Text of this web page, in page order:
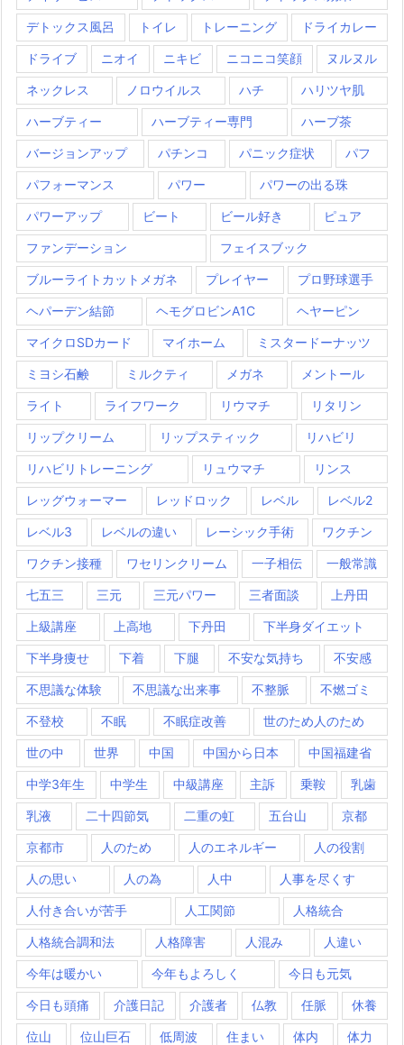
デトックス風呂 トイレ トレーニング ドライカレー
ドライブ ニオイ ニキビ ニコニコ笑顔 ヌルヌル
ネックレス ノロウイルス ハチ ハリツヤ肌
ハーブティー ハーブティー専門 ハーブ茶
バージョンアップ パチンコ パニック症状 パフ
パフォーマンス パワー パワーの出る珠
パワーアップ ビート ビール好き ピュア
ファンデーション フェイスブック
ブルーライトカットメガネ プレイヤー プロ野球選手
ヘパーデン結節 ヘモグロビンA1C ヘヤーピン
マイクロSDカード マイホーム ミスタードーナッツ
ミヨシ石鹸 ミルクティ メガネ メントール
ライト ライフワーク リウマチ リタリン
リップクリーム リップスティック リハビリ
リハビリトレーニング リュウマチ リンス
レッグウォーマー レッドロック レベル レベル2
レベル3 レベルの違い レーシック手術 ワクチン
ワクチン接種 ワセリンクリーム 一子相伝 一般常識
七五三 三元 三元パワー 三者面談 上丹田
上級講座 上高地 下丹田 下半身ダイエット
下半身痩せ 下着 下腿 不安な気持ち 不安感
不思議な体験 不思議な出来事 不整脈 不燃ゴミ
不登校 不眠 不眠症改善 世のため人のため
世の中 世界 中国 中国から日本 中国福建省
中学3年生 中学生 中級講座 主訴 乗鞍 乳歯
乳液 二十四節気 二重の虹 五台山 京都
京都市 人のため 人のエネルギー 人の役割
人の思い 人の為 人中 人事を尽くす
人付き合いが苦手 人工関節 人格統合
人格統合調和法 人格障害 人混み 人違い
今年は暖かい 今年もよろしく 今日も元気
今日も頭痛 介護日記 介護者 仏教 任脈 休養
位山 位山巨石 低周波 住まい 体内 体力